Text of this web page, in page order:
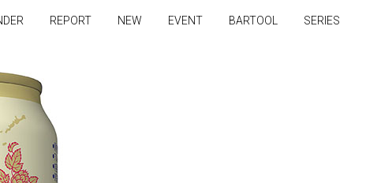
REPORT NEW EVENT BARTOOL SERIES